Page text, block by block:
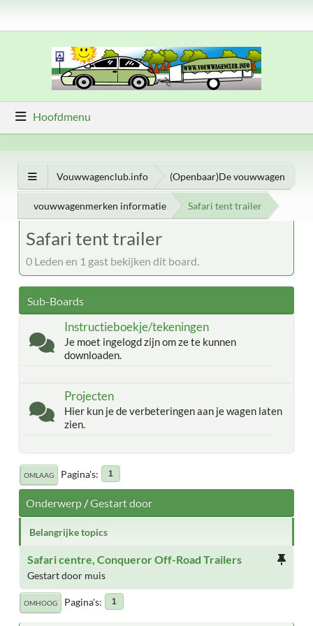
Hoofdmenu
Vouwwagenclub.info (Openbaar)De vouwwagen
vouwwagenmerken informatie Safari tent trailer
Safari tent trailer
0 Leden en 1 gast bekijken dit board.
Sub-Boards
Instructieboekje/tekeningen
Je moet ingelogd zijn om ze te kunnen
downloaden.
Projecten
Hier kun je de verbeteringen aan je wagen laten
zien.
OMLAAG Pagina's 1
Onderwerp/Gestart door
Belangrijke topics
Safari centre, Conqueror Off-Road Trailers
Gestart door muis
OMHOOG Pagina's 1